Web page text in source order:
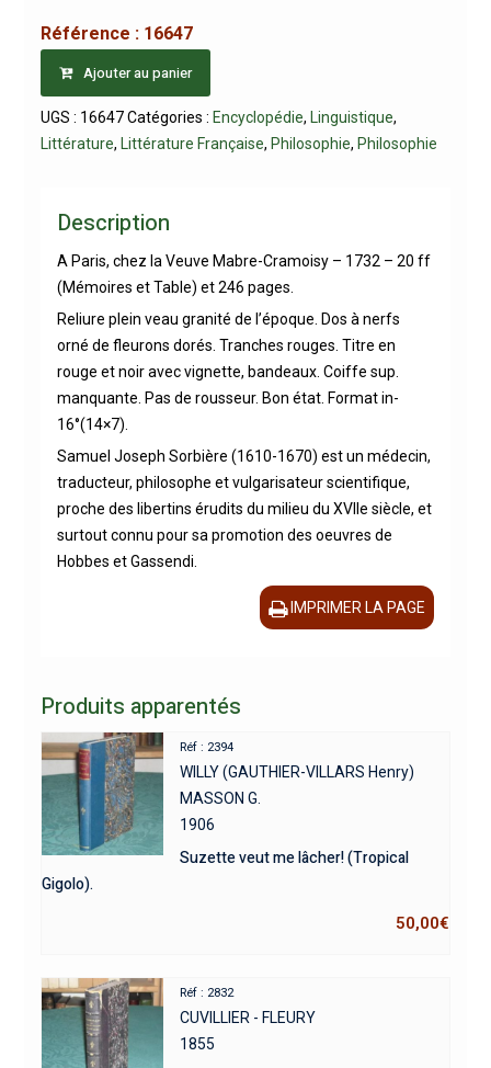
Référence : 16647
Ajouter au panier
UGS : 16647 Catégories : Encyclopédie, Linguistique,
Littérature, Littérature Française, Philosophie, Philosophie
Description
A Paris, chez la Veuve Mabre-Cramoisy – 1732 – 20 ff
(Mémoires et Table) et 246 pages.
Reliure plein veau granité de l’époque. Dos à nerfs
orné de fleurons dorés. Tranches rouges. Titre en
rouge et noir avec vignette, bandeaux. Coiffe sup.
manquante. Pas de rousseur. Bon état. Format in-
16°(14×7).
Samuel Joseph Sorbière (1610-1670) est un médecin,
traducteur, philosophe et vulgarisateur scientifique,
proche des libertins érudits du milieu du XVIIe siècle, et
surtout connu pour sa promotion des oeuvres de
Hobbes et Gassendi.
IMPRIMER LA PAGE
Produits apparentés
Réf : 2394
WILLY (GAUTHIER-VILLARS Henry)
MASSON G.
1906
Suzette veut me lâcher! (Tropical
Gigolo).
50,00€
Réf : 2832
CUVILLIER - FLEURY
1855